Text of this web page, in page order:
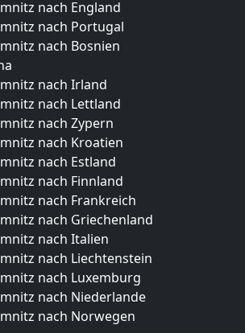
nach England
nach Portugal
nach Bosnien
nach Irland
nach Lettland
nach Zypern
nach Kroatien
nach Estland
nach Finnland
nach Frankreich
nach Griechenland
nach Italien
nach Liechtenstein
nach Luxemburg
nach Niederlande
nach Norwegen